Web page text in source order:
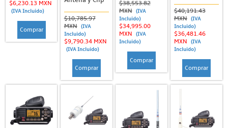
$6,230.13 MXN
(IVA Incluido)
Comprar
$10,785.97
MXN
(IVA
Incluido)
$9,790.34 MXN
(IVA Incluido)
Comprar
$38,553.82
MXN
(IVA
Incluido)
$34,995.00
MXN
(IVA
Incluido)
Comprar
$40,191.43
MXN
(IVA
Incluido)
$36,481.46
MXN
(IVA
Incluido)
Comprar